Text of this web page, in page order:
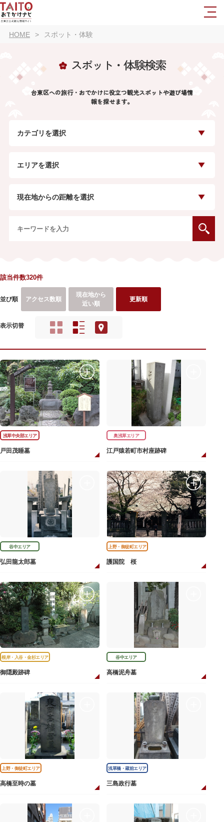
HOME スポット・体験
スポット・体験検索
台東区への旅行・おでかけに役立つ観光スポットや遊び場情
報を探せます。
カテゴリを選択
エリアを選択
現在地からの距離を選択
該当件数320件
並び順 アクセス数順
現在地から
近い順
更新順
表示切替
浅草中央部エリア
戸田茂睡墓
奥浅草エリア
江戸猿若町市村座跡碑
谷中エリア
弘田龍太郎墓
上野・御徒町エリア
護国院 桜
根岸・入谷・金杉エリア
御隠殿跡碑
谷中エリア
高橋泥舟墓
上野・御徒町エリア
高橋至時の墓
浅草橋・蔵前エリア
三島政行墓